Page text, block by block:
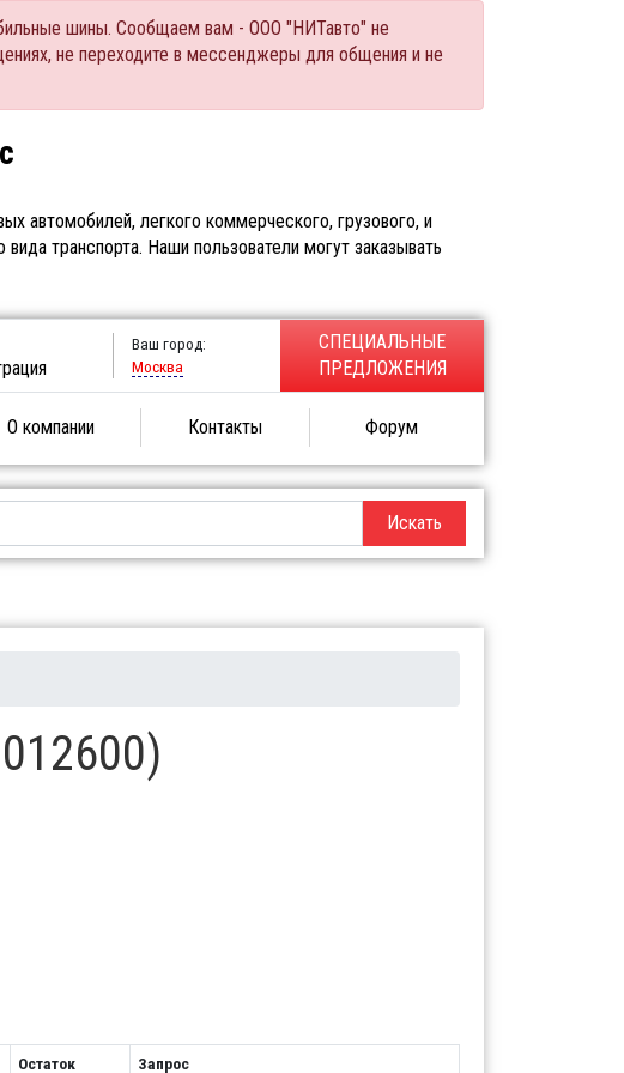
шины. Сообщаем вам - ООО "НИТавто" не
не переходите в мессенджеры для общения и не
автомобилей, легкого коммерческого, грузового, и
транспорта. Наши пользователи могут заказывать
Ваш город:
Москва
СПЕЦИАЛЬНЫЕ
ПРЕДЛОЖЕНИЯ
О компании Контакты Форум
Искать
Остаток Запрос